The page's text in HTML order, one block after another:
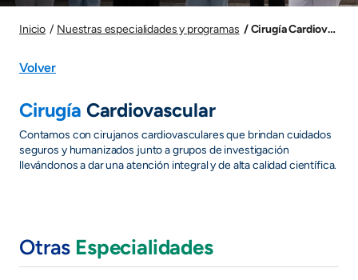
Inicio Nuestras especialidades y programas Cirugía
Volver
Cirugía Cardiovascular
Contamos con cirujanos cardiovasculares que brindan cuidados
seguros y humanizados junto a grupos de investigación
llevándonos a dar una atención integral y de alta calidad científica.
Otras Especialidades